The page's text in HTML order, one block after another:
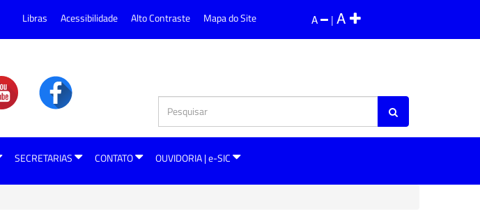
A | A
Libras Acessibilidade Alto Contraste Mapa do Site
SECRETARIAS CONTATO OUVIDORIA | e-SIC